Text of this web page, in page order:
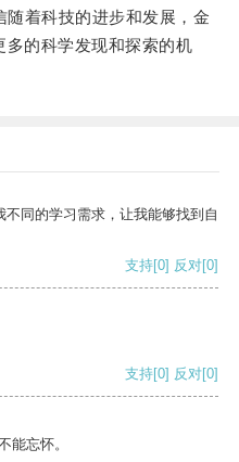
着科技的进步和发展，金
多的科学发现和探索的机
同的学习需求，让我能够找到自
支持[0] 反对[0]
支持[0] 反对[0]
能忘怀。